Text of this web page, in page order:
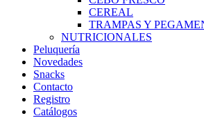
CEREAL
TRAMPAS Y
NUTRICIONALES
Peluquería
Novedades
Snacks
Contacto
Registro
Catálogos